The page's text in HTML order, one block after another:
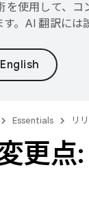
を使用して、コ
。AI 翻訳には
Essentials リ
更点